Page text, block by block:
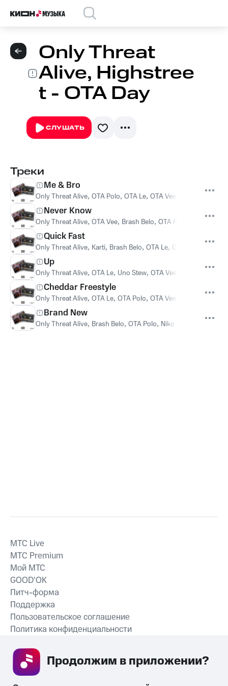
Only Threat
Alive, Highstree
t - OTA Day
СЛУШАТЬ
Треки
Me & Bro
Only Threat Alive, OTA Polo, OTA Le, OTA Vee
Never Know
Only Threat Alive, OTA Vee, Brash Belo, OTA Polo
Quick Fast
Only Threat Alive, Karti, Brash Belo, OTA Le, OTA Polo
Up
Only Threat Alive, OTA Le, Uno Stew, OTA Vee
Cheddar Freestyle
Only Threat Alive, OTA Le, OTA Polo, OTA Vee
Brand New
Only Threat Alive, Brash Belo, OTA Polo, Niko Juliano
СКАЧАТЬ ПРИЛОЖЕНИЕ
MTС Live
MTС Premium
Мой МТС
GOOD’OK
Питч-форма
Поддержка
Пользовательское соглашение
Политика конфиденциальности